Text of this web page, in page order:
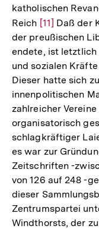
katholischen
Reich Zur
Auflösung
der
Fußnote
[11] Daß der
der preußischen
endete, ist letztlich
und sozialen
Dieser hatte sich
innenpolitischen
zahlreicher
organisatorisch
schlagkräftiger
es war zur
Zeitschriften -
von 126 auf 248 -
dieser
Zentrumspartei
Windthorsts, der